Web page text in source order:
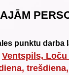
punktu darba
Ventspils, Loču